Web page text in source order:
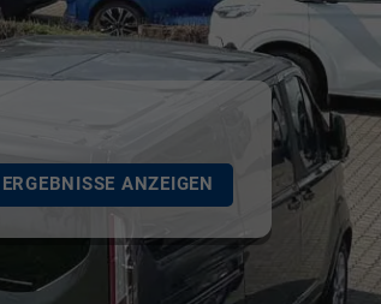
ERGEBNISSE ANZEIGEN